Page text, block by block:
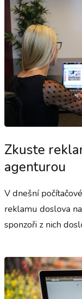
Zkuste
agenturou
V dnešní
reklamu doslova
sponzoři z nich